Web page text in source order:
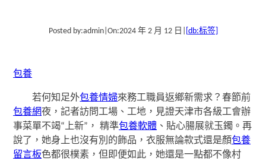
Posted by:admin| On:2024 年 2 月 12 日 [db:标签]
包養
若何知足外包養情婦來務工職員返鄉新需求？春節前
包養網夜，記者訪問工場、工地，見證天津市各級工會辦
事菜單不竭“上新”， 精準包養軟體 、貼心腸展就玉鐲。再
說了，她身上也沒有別的飾品，衣服無論款式還是顏包養
留言板色都很樸素，但即便如此，她還是一點都不像村